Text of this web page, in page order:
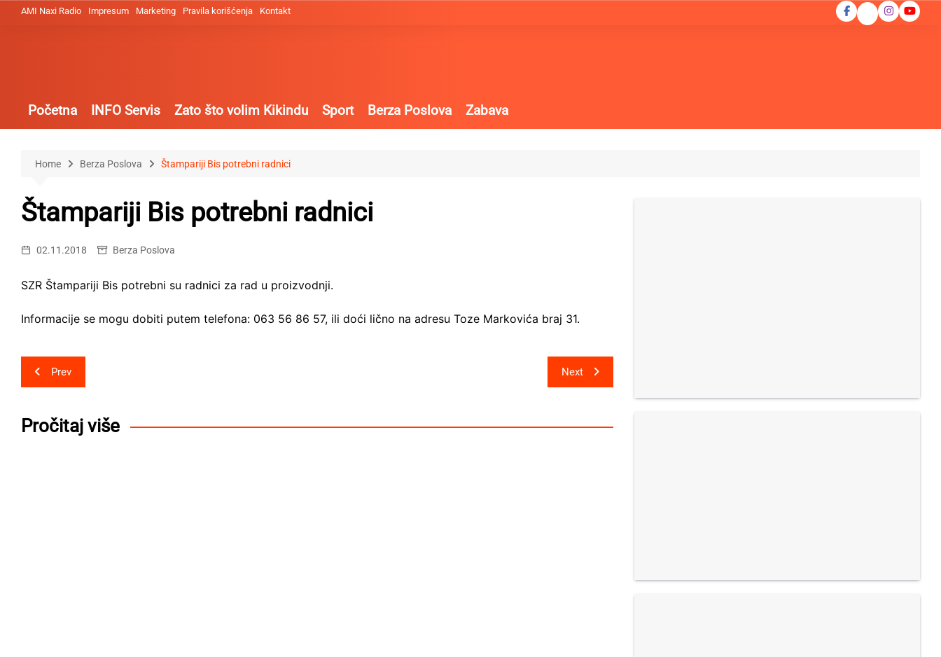
AMI Naxi Radio Impresum Marketing Pravila korišćenja Kontakt
Početna INFO Servis Zato što volim Kikindu Sport Berza Poslova Zabava
Home Berza Poslova Štampariji Bis potrebni radnici
Štampariji Bis potrebni radnici
02.11.2018 Berza Poslova
SZR Štampariji Bis potrebni su radnici za rad u proizvodnji.
Informacije se mogu dobiti putem telefona: 063 56 86 57, ili doći lično na adresu Toze Markovića braj 31.
Post
navigation
Prev Next
Pročitaj više